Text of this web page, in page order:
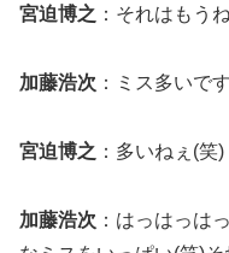
宮迫博之 ：それはもう
加藤浩次 ：ミス多いで
宮迫博之 ：多いねぇ(笑)
加藤浩次 ：はっはっは